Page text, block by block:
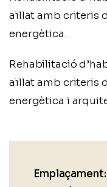
aïllat amb criteris
energètica.
Rehabilitació
aïllat amb criteris
energètica i
Emplaçament: